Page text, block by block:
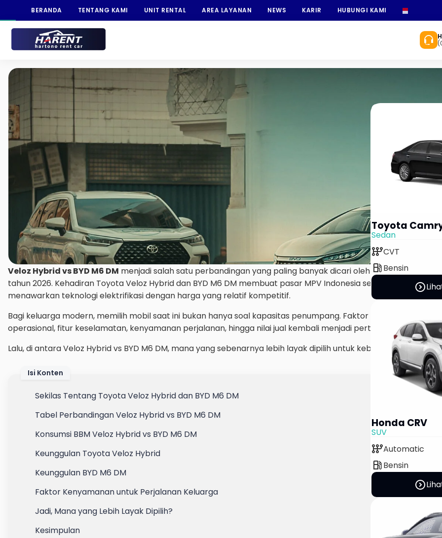
BERANDA TENTANG KAMI UNIT RENTAL AREA LAYANAN NEWS KARIR HUBUNGI KAMI
Veloz Hybrid vs BYD M6 DM menjadi salah satu perbandingan yang paling banyak dicari oleh calon pembeli
tahun 2026. Kehadiran Toyota Veloz Hybrid dan BYD M6 DM membuat pasar MPV Indonesia semakin menarik
menawarkan teknologi elektrifikasi dengan harga yang relatif kompetitif.
Bagi keluarga modern, memilih mobil saat ini bukan hanya soal kapasitas penumpang. Faktor efisiensi bahan
operasional, fitur keselamatan, kenyamanan perjalanan, hingga nilai jual kembali menjadi pertimbangan yang
Lalu, di antara Veloz Hybrid vs BYD M6 DM, mana yang sebenarnya lebih layak dipilih untuk kebutuhan keluarga
Isi Konten
Sekilas Tentang Toyota Veloz Hybrid dan BYD M6 DM
Tabel Perbandingan Veloz Hybrid vs BYD M6 DM
Konsumsi BBM Veloz Hybrid vs BYD M6 DM
Keunggulan Toyota Veloz Hybrid
Keunggulan BYD M6 DM
Faktor Kenyamanan untuk Perjalanan Keluarga
Jadi, Mana yang Lebih Layak Dipilih?
Kesimpulan
Toyota
Sedan
auto_transmissionCVT
local_gas_stationBensin
expand_circle_right
Honda CRV
SUV
auto_transmissionAutomatic
local_gas_stationBensin
expand_circle_right